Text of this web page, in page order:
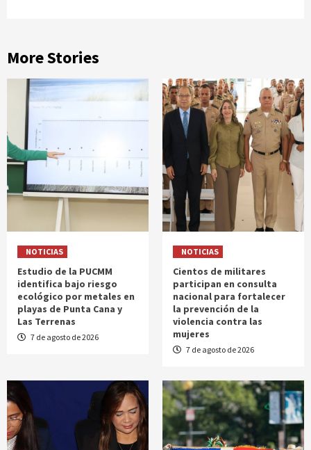
More Stories
NOTICIAS
Estudio de la PUCMM
identifica bajo riesgo
ecológico por metales en
playas de Punta Cana y
Las Terrenas
7 de agosto de 2026
NOTICIAS
Cientos de militares
participan en consulta
nacional para fortalecer
la prevención de la
violencia contra las
mujeres
7 de agosto de 2026